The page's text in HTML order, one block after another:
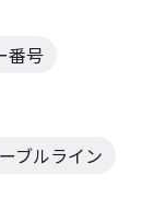
番号
ブルライン